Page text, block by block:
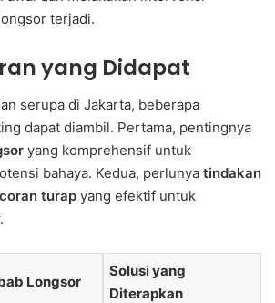
terjadi.
yang Didapat
serupa di Jakarta, beberapa
dapat diambil. Pertama, pentingnya
yang komprehensif untuk
bahaya. Kedua, perlunya tindakan
turap yang efektif untuk
Longsor
Solusi yang
Diterapkan